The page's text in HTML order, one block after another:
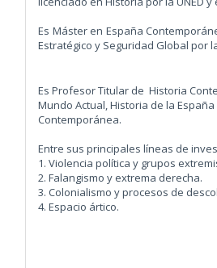
Es Máster en España
Estratégico y Seguridad Global por
Es Profesor Titular de Historia
Mundo Actual, Historia de la
Contemporánea.
Entre sus principales líneas de
1. Violencia política y grupos
2. Falangismo y extrema derecha.
3. Colonialismo y procesos de
4. Espacio ártico.